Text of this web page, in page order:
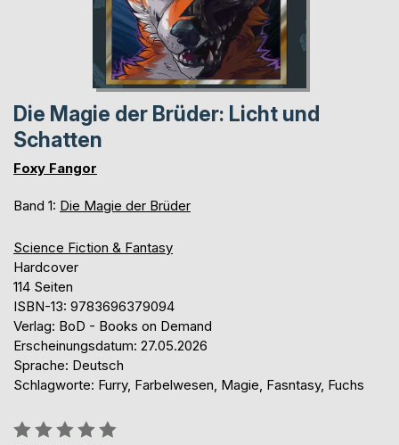
Die Magie der Brüder: Licht und
Schatten
Foxy Fangor
Band 1: Die Magie der Brüder
Science Fiction & Fantasy
Hardcover
114 Seiten
ISBN-13: 9783696379094
Verlag: BoD - Books on Demand
Erscheinungsdatum: 27.05.2026
Sprache: Deutsch
Schlagworte: Furry, Farbelwesen, Magie, Fasntasy, Fuchs
Bewertung::